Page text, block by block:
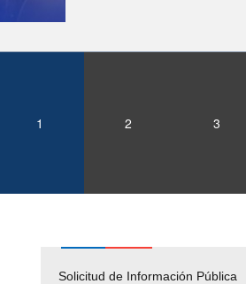
1 2 3
Solicitud de Información Pública
Pago Proveedores
Empleos